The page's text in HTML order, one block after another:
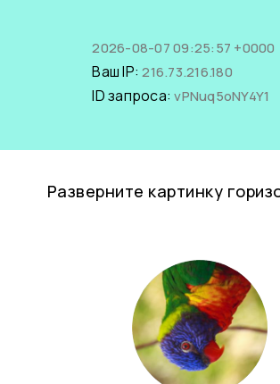
2026-08-07 09:25:57 +0000
Ваш IP:216.73.216.180
ID запроса:vPNuq5oNY4Y1
Разверните картинку